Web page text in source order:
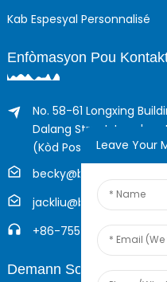
Kab Espesyal Personnalisé
Enfòmasyon Pou
No. 58-61 Longxing
Dalang Street, Longhua
(Kòd Postal, 518109)
becky@boyingcable.com
jackliu@boyingcable.com
+86-755-21014277
Demann Sou Entènèt
Leave Your